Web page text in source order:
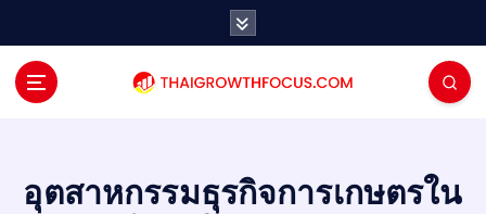
อุตสาหกรรมธุรกิจการเกษตรใน